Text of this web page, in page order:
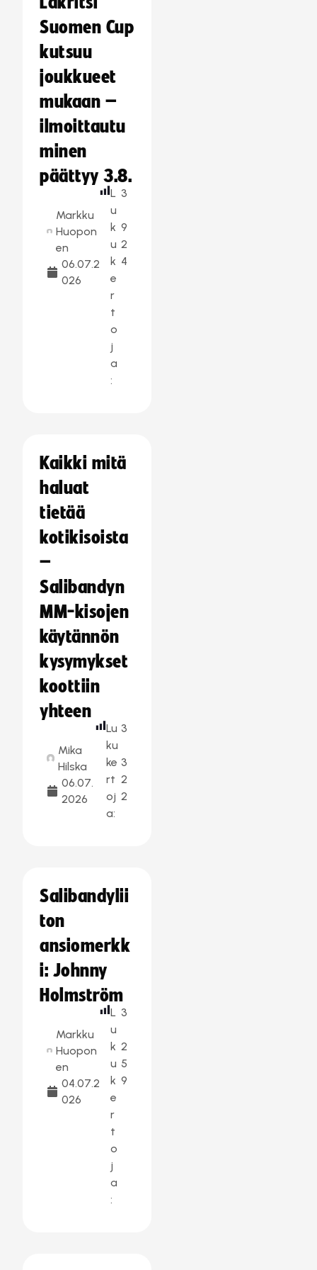
Suomen Cup
kutsuu
joukkueet
mukaan –
ilmoittautu
minen
päättyy 3.8.
Markku
Huopon
en
06.07.2
026
L
u
k
u
k
e
r
t
o
j
a
:
3
9
2
4
Kaikki mitä
haluat
tietää
kotikisoista
–
Salibandyn
MM-kisojen
käytännön
kysymykset
koottiin
yhteen
Mika
Hilska
06.07.
2026
Lu
ku
ke
rt
oj
a:
3
3
2
2
Salibandylii
ton
ansiomerkk
i: Johnny
Holmström
Markku
Huopon
en
04.07.2
026
L
u
k
u
k
e
r
t
o
j
a
:
3
2
5
9